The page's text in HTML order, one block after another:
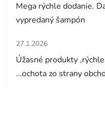
Mega rýchle dodanie.
vypredaný šampón
Hodnotenie obchodu je
27.1.2026
Úžasné produkty
...ochota zo strany